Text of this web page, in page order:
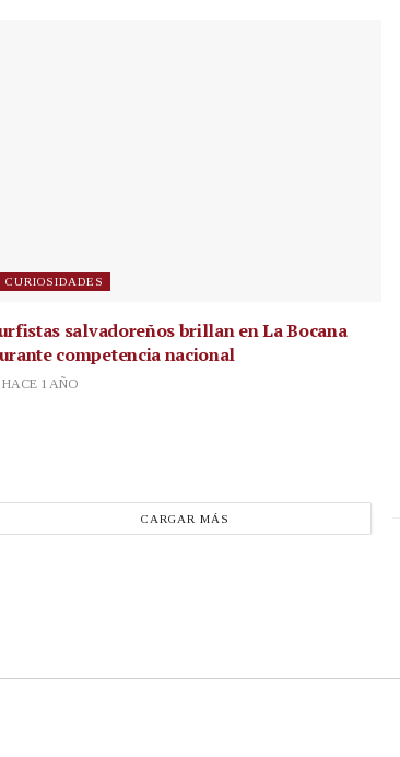
CURIOSIDADES
salvadoreños brillan en La Bocana
competencia nacional
HACE 1 AÑO
CARGAR MÁS